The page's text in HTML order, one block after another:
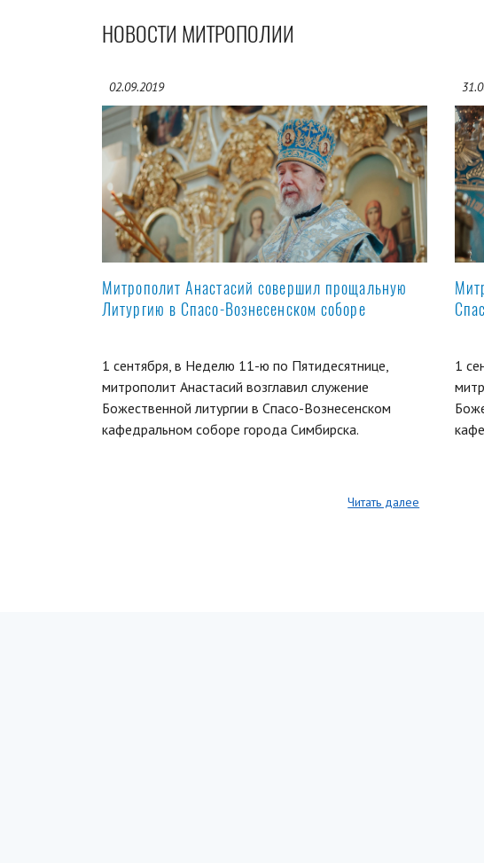
НОВОСТИ МИТРОПОЛИИ
02.09.2019
Митрополит Анастасий совершил прощальную
Литургию в Спасо-Вознесенском соборе
1 сентября, в Неделю 11-ю по Пятидесятнице,
митрополит Анастасий возглавил служение
Божественной литургии в Спасо-Вознесенском
кафедральном соборе города Симбирска.
Читать далее
1